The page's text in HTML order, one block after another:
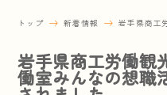
トップ 新着情報 岩手県商工
岩手県商工労働観
働室みんなの想職